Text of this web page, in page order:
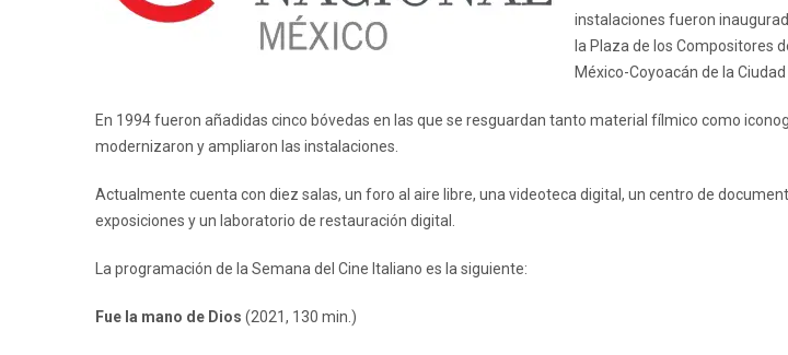
instalaciones fueron
la Plaza de los Compositores
México-Coyoacán de la Ciudad
En 1994 fueron añadidas cinco bóvedas en las que se resguardan tanto material fílmico como
modernizaron y ampliaron las instalaciones.
Actualmente cuenta con diez salas, un foro al aire libre, una videoteca digital, un centro de
exposiciones y un laboratorio de restauración digital.
La programación de la Semana del Cine Italiano es la siguiente:
Fue la mano de Dios (2021, 130 min.)